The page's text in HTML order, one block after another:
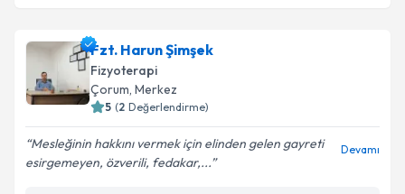
Fzt. Veysel Güliçin randevu takvimi talebi oluşturun.
Size bu uzmandan randevu almanız için bir takvim
hazırlandığında e-posta ile bilgilendireceğiz.
Fzt. Harun Şimşek
Fizyoterapi
Çorum, Merkez
5 (2 Değerlendirme)
Mesleğinin hakkını vermek için elinden gelen gayreti
esirgemeyen, özverili, fedakar,...
Devamı